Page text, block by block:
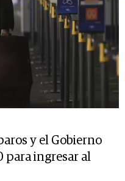
y el Gobierno
para ingresar al